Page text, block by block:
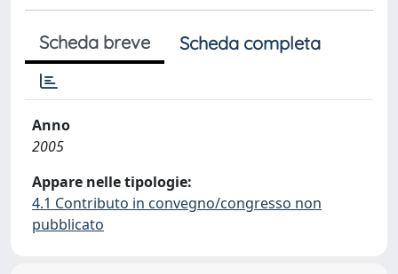
Scheda breve Scheda completa
Anno
2005
Appare nelle tipologie:
4.1 Contributo in convegno/congresso non
pubblicato